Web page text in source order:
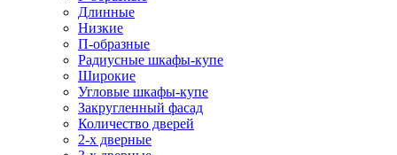
Длинные
Низкие
П-образные
Радиусные шкафы-купе
Широкие
Угловые шкафы-купе
Закругленный фасад
Количество дверей
2-х дверные